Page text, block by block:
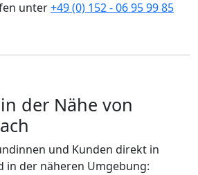
unter+49 (0) 152 - 06 95 99 85
der Nähe von
und Kunden direkt in
in der näheren Umgebung: